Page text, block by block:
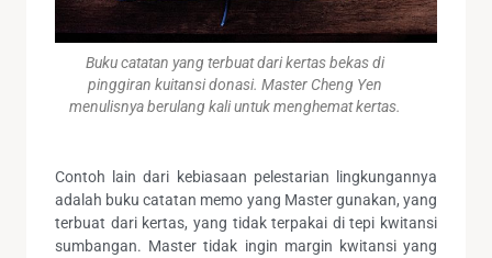
Buku catatan yang terbuat dari kertas bekas di
pinggiran kuitansi donasi. Master Cheng Yen
menulisnya berulang kali untuk menghemat kertas.
Contoh lain dari kebiasaan pelestarian lingkungannya
adalah buku catatan memo yang Master gunakan, yang
terbuat dari kertas, yang tidak terpakai di tepi kwitansi
sumbangan. Master tidak ingin margin kwitansi yang